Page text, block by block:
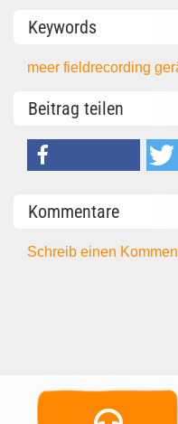
Keywords
meerfieldrecording
Beitrag teilen
Kommentare
Schreib einen